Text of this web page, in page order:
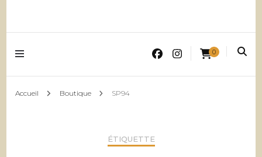
0
Accueil Boutique SP94
ÉTIQUETTE